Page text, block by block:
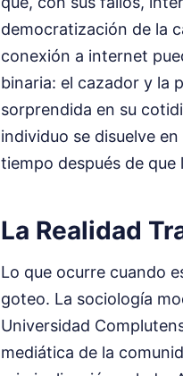
democratización de la
conexión a internet
binaria: el cazador y la
sorprendida en su
individuo se disuelve
tiempo después de que
La Realidad
Lo que ocurre cuando
goteo. La sociología
Universidad
mediática de la